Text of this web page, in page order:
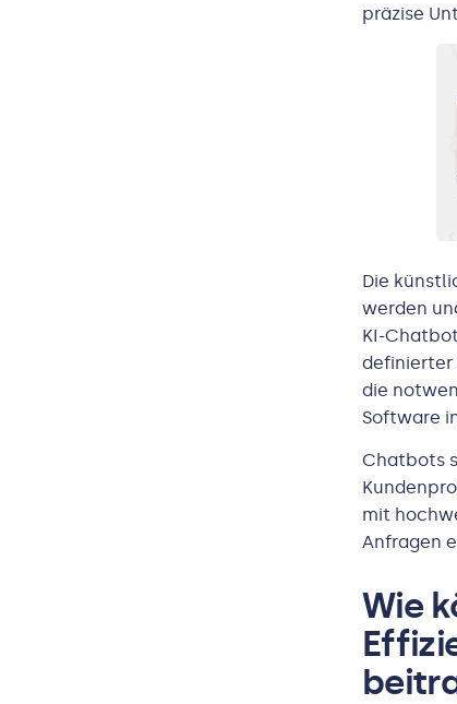
präzise
Die
werden
KI-
definierter
die
Software
Chatbots
mit
Anfragen
Wie